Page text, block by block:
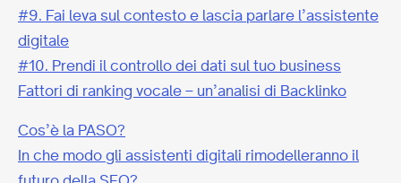
#9. Fai leva sul contesto e lascia parlare l’assistente
digitale
#10. Prendi il controllo dei dati sul tuo business
Fattori di ranking vocale – un’analisi di Backlinko
Cos’è la PASO?
In che modo gli assistenti digitali rimodelleranno il